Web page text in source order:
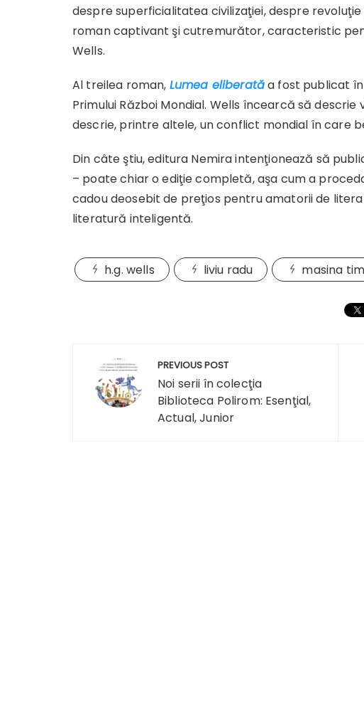
despre superficialitatea civilizaţiei, despre
roman captivant şi cutremurător, caracteristic
Wells.
Al treilea roman, Lumea eliberatăa fost publicat în
Primului Război Mondial. Wells încearcă să
descrie, printre altele, un conflict mondial în care
Din câte ştiu, editura Nemira intenţionează să
– poate chiar o ediţie completă, aşa cum a
cadou deosebit de preţios pentru amatorii de
literatură inteligentă.
h.g. wells liviu radu masina
Navigare
articole
PREVIOUS POST
Noi serii în colecţia
Biblioteca Polirom: Esenţial,
Actual, Junior